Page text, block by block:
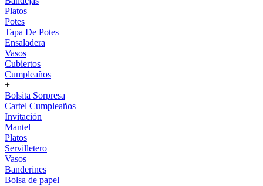
Platos
Potes
Tapa De Potes
Ensaladera
Vasos
Cubiertos
Cumpleaños
+
Bolsita Sorpresa
Cartel Cumpleaños
Invitación
Mantel
Platos
Servilletero
Vasos
Banderines
Bolsa de papel